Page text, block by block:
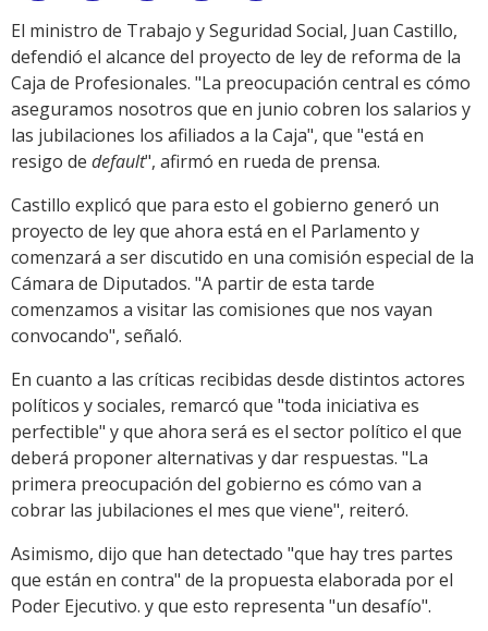
Link
El ministro de Trabajo y Seguridad Social, Juan Castillo,
defendió el alcance del proyecto de ley de reforma de la
Caja de Profesionales. "La preocupación central es cómo
aseguramos nosotros que en junio cobren los salarios y
las jubilaciones los afiliados a la Caja", que "está en
resigo de default", afirmó en rueda de prensa.
Castillo explicó que para esto el gobierno generó un
proyecto de ley que ahora está en el Parlamento y
comenzará a ser discutido en una comisión especial de la
Cámara de Diputados. "A partir de esta tarde
comenzamos a visitar las comisiones que nos vayan
convocando", señaló.
En cuanto a las críticas recibidas desde distintos actores
políticos y sociales, remarcó que "toda iniciativa es
perfectible" y que ahora será es el sector político el que
deberá proponer alternativas y dar respuestas. "La
primera preocupación del gobierno es cómo van a
cobrar las jubilaciones el mes que viene", reiteró.
Asimismo, dijo que han detectado "que hay tres partes
que están en contra" de la propuesta elaborada por el
Poder Ejecutivo. y que esto representa "un desafío".